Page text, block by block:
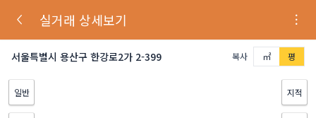
실거래 상세보기
서울특별시 용산구 한강로2가 2-399 복사 ㎡ 평
일반 지적